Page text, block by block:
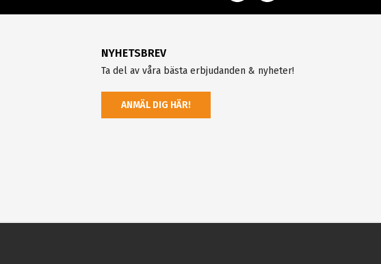
NYHETSBREV
Ta del av våra bästa erbjudanden & nyheter!
ANMÄL DIG HÄR!